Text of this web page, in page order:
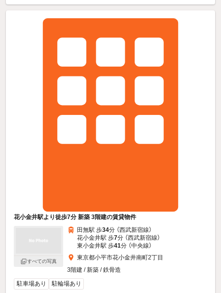
花小金井駅より徒歩7分 新築 3階建の賃貸物件
すべての写真
田無駅 歩34分 （西武新宿線）
花小金井駅 歩7分 （西武新宿線）
東小金井駅 歩41分 （中央線）
東京都小平市花小金井南町2丁目
3階建 / 新築 / 鉄骨造
駐車場あり
駐輪場あり